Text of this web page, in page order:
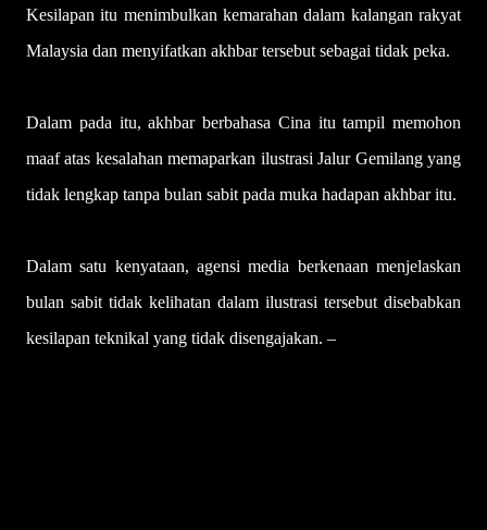
Kesilapan itu menimbulkan kemarahan dalam kalangan rakyat
Malaysia dan menyifatkan akhbar tersebut sebagai tidak peka.
Dalam pada itu, akhbar berbahasa Cina itu tampil memohon
maaf atas kesalahan memaparkan ilustrasi Jalur Gemilang yang
tidak lengkap tanpa bulan sabit pada muka hadapan akhbar itu.
Dalam satu kenyataan, agensi media berkenaan menjelaskan
bulan sabit tidak kelihatan dalam ilustrasi tersebut disebabkan
kesilapan teknikal yang tidak disengajakan. –